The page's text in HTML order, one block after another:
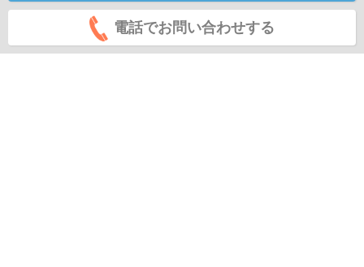
電話でお問い合わせする